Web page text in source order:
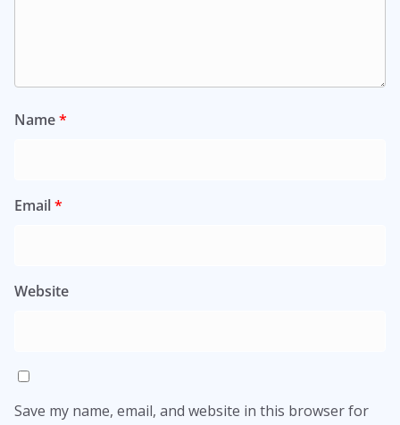
Name*
Email*
Website
Save my name, email, and website in this browser for